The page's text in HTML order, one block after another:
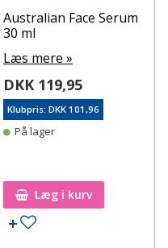
Australian Face Serum
30 ml
Læs mere »
DKK 119,95
Klubpris: DKK 101,96
På lager
Læg i kurv
Tilføj til ønskeseddel